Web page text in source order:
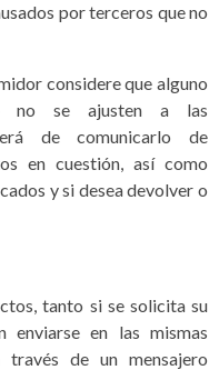
por terceros que no
considere que alguno
no se ajusten a las
de comunicarlo de
en cuestión, así como
y si desea devolver o
tanto si se solicita su
enviarse en las mismas
de un mensajero